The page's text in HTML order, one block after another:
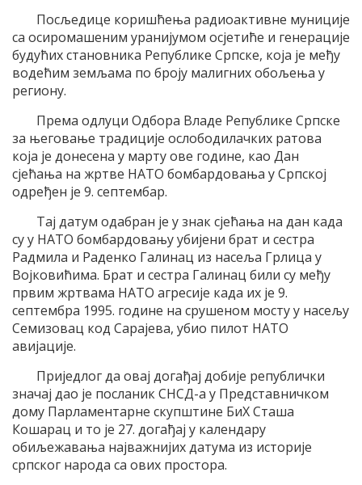
Посљедице коришћења радиоактивне муниције
са осиромашеним уранијумом осјетиће и генерације
будућих становника Републике Српске, која је међу
водећим земљама по броју малигних обољења у
региону.
Према одлуци Одбора Владе Републике Српске
за његовање традиције ослободилачких ратова
која је донесена у марту ове године, као Дан
сјећања на жртве НАТО бомбардовања у Српској
одређен је 9. септембар.
Тај датум одабран је у знак сјећања на дан када
су у НАТО бомбардовању убијени брат и сестра
Радмила и Раденко Галинац из насеља Грлица у
Војковићима. Брат и сестра Галинац били су међу
првим жртвама НАТО агресије када их је 9.
септембра 1995. године на срушеном мосту у насељу
Семизовац код Сарајева, убио пилот НАТО
авијације.
Приједлог да овај догађај добије републички
значај дао је посланик СНСД-а у Представничком
дому Парламентарне скупштине БиХ Сташа
Кошарац и то је 27. догађај у календару
обиљежавања најважнијих датума из историје
српског народа са ових простора.